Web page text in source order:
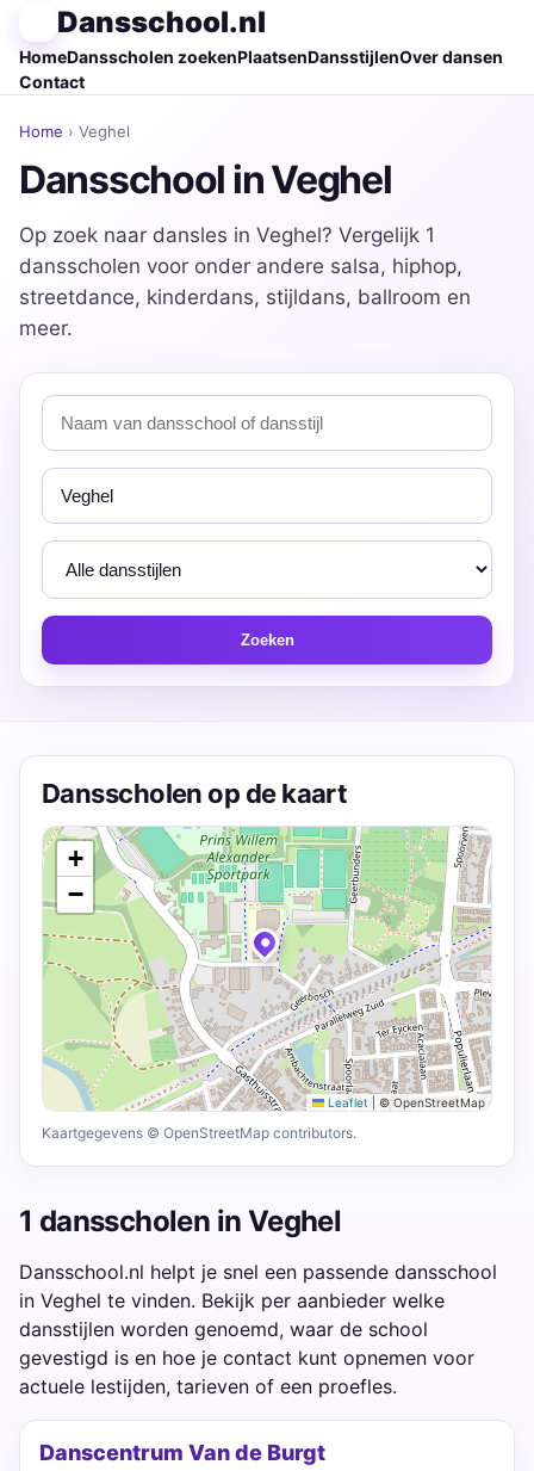
Dansschool.nl
HomeDansscholen zoekenPlaatsenDansstijlenOver dansen
Contact
Home › Veghel
Dansschool in Veghel
Op zoek naar dansles in Veghel? Vergelijk 1
dansscholen voor onder andere salsa, hiphop,
streetdance, kinderdans, stijldans, ballroom en
meer.
Zoeken
Dansscholen op de kaart
+
−
Leaflet © OpenStreetMap
Kaartgegevens © OpenStreetMap contributors.
1 dansscholen in Veghel
Dansschool.nl helpt je snel een passende dansschool
in Veghel te vinden. Bekijk per aanbieder welke
dansstijlen worden genoemd, waar de school
gevestigd is en hoe je contact kunt opnemen voor
actuele lestijden, tarieven of een proefles.
Danscentrum Van de Burgt